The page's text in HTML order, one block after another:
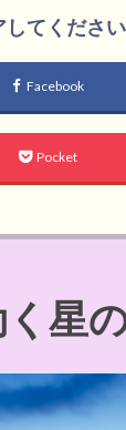
してくださ
Facebook
Pocket
星